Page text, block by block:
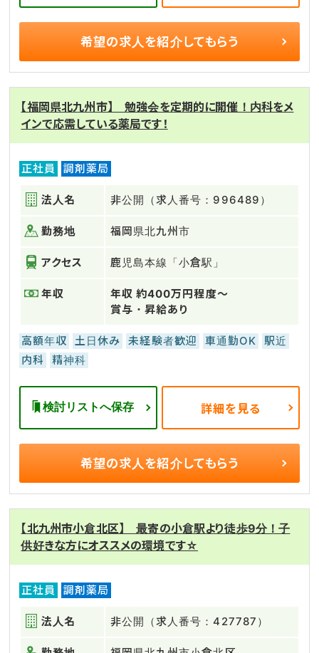
希望の求人を紹介してもらう
【福岡県北九州市】 勉強会を定期的に開催！内科をメ
インで応需している薬局です！
正社員 調剤薬局
法人名 非公開（求人番号：996489）
勤務地 福岡県北九州市
アクセス 鹿児島本線「小倉駅」
年収
年収 約400万円程度～
賞与・昇給あり
高額年収 土日休み 未経験者歓迎 車通勤OK
駅近
内科
精神科
検討リストへ保存 詳細を見る
希望の求人を紹介してもらう
【北九州市小倉北区】 最寄の小倉駅より徒歩9分！子
供好きな方にオススメの環境です☆
正社員 調剤薬局
法人名 非公開（求人番号：427787）